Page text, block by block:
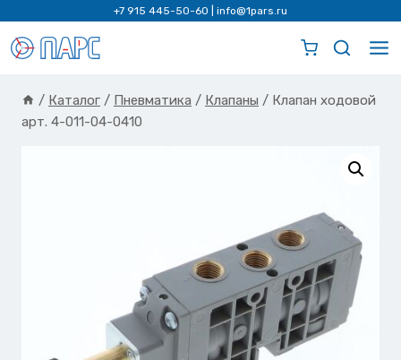
содержимому
+7 915 445-50-60 info@1pars.ru
/ Каталог / Пневматика / Клапаны / Клапан ходовой
арт. 4-011-04-0410